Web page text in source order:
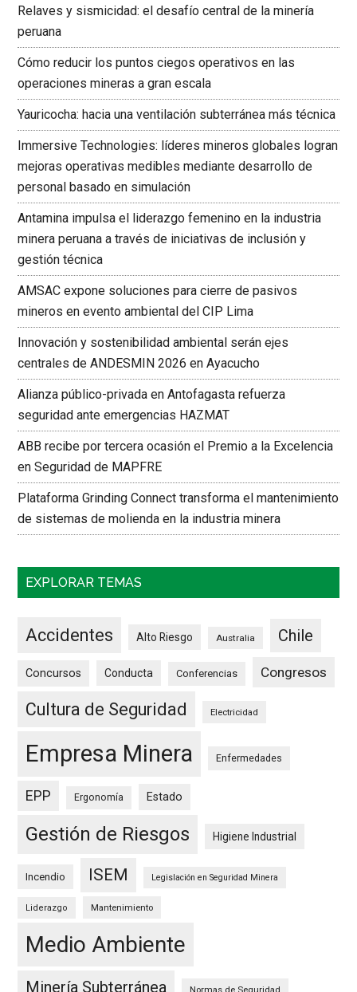
Relaves y sismicidad: el desafío central de la minería
peruana
Cómo reducir los puntos ciegos operativos en las
operaciones mineras a gran escala
Yauricocha: hacia una ventilación subterránea más técnica
Immersive Technologies: líderes mineros globales logran
mejoras operativas medibles mediante desarrollo de
personal basado en simulación
Antamina impulsa el liderazgo femenino en la industria
minera peruana a través de iniciativas de inclusión y
gestión técnica
AMSAC expone soluciones para cierre de pasivos
mineros en evento ambiental del CIP Lima
Innovación y sostenibilidad ambiental serán ejes
centrales de ANDESMIN 2026 en Ayacucho
Alianza público-privada en Antofagasta refuerza
seguridad ante emergencias HAZMAT
ABB recibe por tercera ocasión el Premio a la Excelencia
en Seguridad de MAPFRE
Plataforma Grinding Connect transforma el mantenimiento
de sistemas de molienda en la industria minera
EXPLORAR TEMAS
Accidentes Alto Riesgo Australia Chile
Concursos Conducta Conferencias Congresos
Cultura de Seguridad Electricidad
Empresa Minera Enfermedades
EPP Ergonomía Estado
Gestión de Riesgos Higiene Industrial
Incendio ISEM Legislación en Seguridad Minera
Liderazgo Mantenimiento
Medio Ambiente
Minería Subterránea Normas de Seguridad